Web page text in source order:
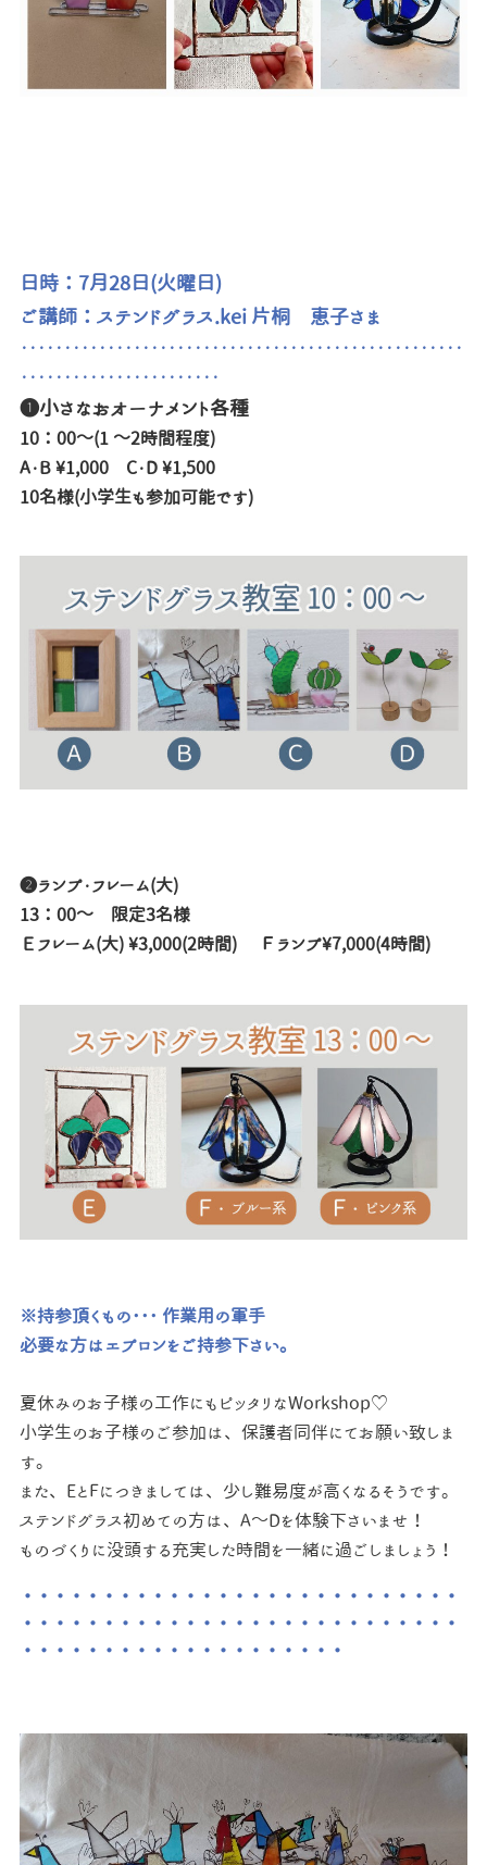
日時：7月28日(火曜日)
ご講師：ステンドグラス.kei 片桐 恵子さま
・・・・・・・・・・・・・・・・・・・・・・・・・・・・・・・・・・・・・・・・・・・・・・・・・・・
・・・・・・・・・・・・・・・・・・・・・・・
❶小さなおオーナメント各種
10：00～(1 ～2時間程度)
A・B ¥1,000 C・D ¥1,500
10名様(小学生も参加可能です)
❷ランプ・フレーム(大)
13：00～ 限定3名様
Ｅフレーム(大) ¥3,000(2時間) Ｆランプ¥7,000(4時間)
※持参頂くもの･･･ 作業用の軍手
必要な方はエプロンをご持参下さい。
夏休みのお子様の工作にもピッタリなWorkshop♡
小学生のお子様のご参加は、保護者同伴にてお願い致しま
す。
また、EとFにつきましては、少し難易度が高くなるそうです。
ステンドグラス初めての方は、A～Dを体験下さいませ！
ものづくりに没頭する充実した時間を一緒に過ごしましょう！
・・・・・・・・・・・・・・・・・・・・・・・・・・・
・・・・・・・・・・・・・・・・・・・・・・・・・・・
・・・・・・・・・・・・・・・・・・・・